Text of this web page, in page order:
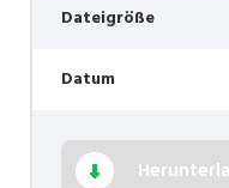
Dateigröße
Datum